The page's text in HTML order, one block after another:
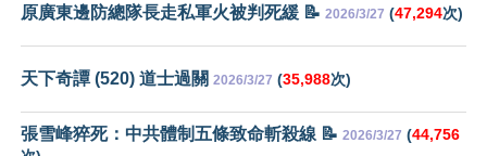
原廣東邊防總隊長走私軍火被判死緩 📝 2026/3/27 (47,294次)
天下奇譚 (520) 道士過關 2026/3/27 (35,988次)
張雪峰猝死：中共體制五條致命斬殺線 📝 2026/3/27 (44,756